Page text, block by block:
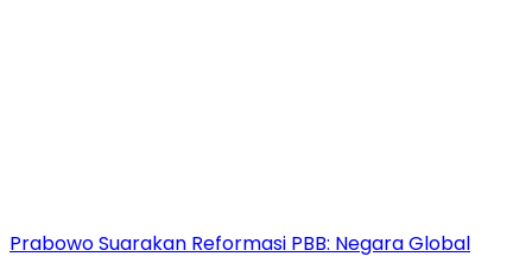
Prabowo Suarakan Reformasi PBB: Negara Global